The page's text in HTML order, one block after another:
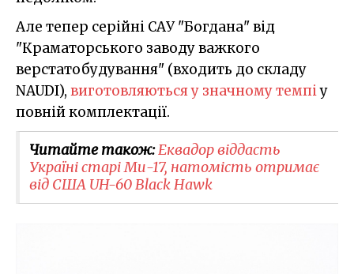
Але тепер серійні САУ "Богдана" від
"Краматорського заводу важкого
верстатобудування" (входить до складу
NAUDI), виготовляються у значному темпіу
повній комплектації.
Читайте також:Еквадор віддасть
Україні старі Ми-17, натомість отримає
від США UH-60 Black Hawk